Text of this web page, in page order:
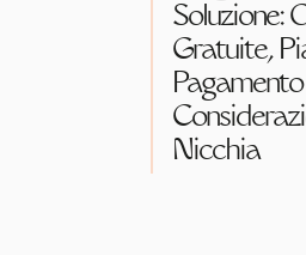
Soluzione:
Gratuite,
Pagamento
Nicchia